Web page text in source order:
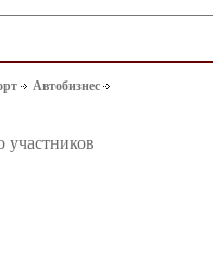
Автобизнес
участников